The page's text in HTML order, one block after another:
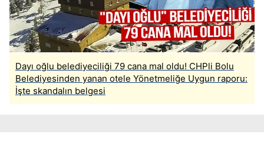
Dayı oğlu belediyeciliği 79 cana mal oldu! CHPli Bolu
Belediyesinden yanan otele Yönetmeliğe Uygun raporu:
İşte skandalın belgesi